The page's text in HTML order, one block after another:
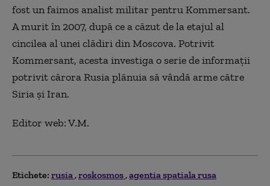
fost un faimos analist militar pentru Kommersant.
A murit în 2007, după ce a căzut de la etajul al
cincilea al unei clădiri din Moscova. Potrivit
Kommersant, acesta investiga o serie de informații
potrivit cărora Rusia plănuia să vândă arme către
Siria și Iran.
Editor web: V.M.
Etichete: rusia roskosmos agentia spatiala rusa